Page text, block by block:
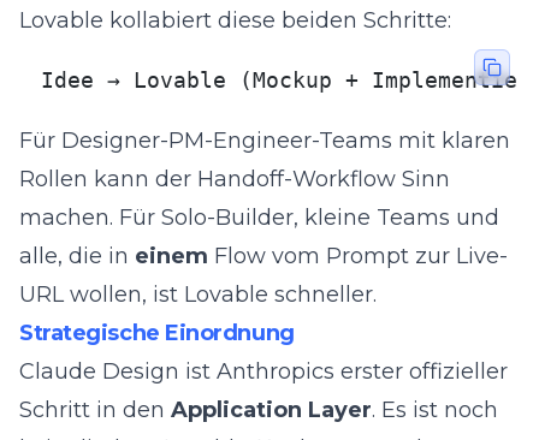
Lovable kollabiert diese beiden Schritte:
Idee → Lovable (Mockup +
Für Designer-PM-Engineer-Teams mit klaren
Rollen kann der Handoff-Workflow Sinn
machen. Für Solo-Builder, kleine Teams und
alle, die in einem Flow vom Prompt zur Live-
URL wollen, ist Lovable schneller.
Strategische Einordnung
Claude Design ist Anthropics erster offizieller
Schritt in den Application Layer. Es ist noch